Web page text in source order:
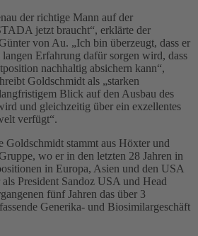
der richtige Mann auf der
jetzt braucht“, erklärte der
von Au. „Ich bin überzeugt, dass er
langen Erfahrung dafür sorgen wird, dass
nachhaltig absichern kann“,
Goldschmidt als „starken
Blick auf den Ausbau des
und gleichzeitig über ein exzellentes
verfügt“.
Goldschmidt stammt aus Höxter und
wo er in den letzten 28 Jahren in
in Europa, Asien und den USA
President Sandoz USA und Head
fünf Jahren das über 3
Generika- und Biosimilargeschäft